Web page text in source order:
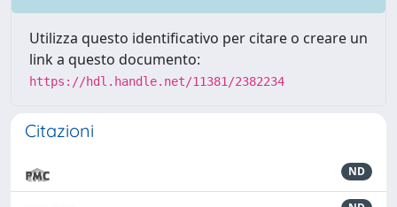
Utilizza questo identificativo per citare o creare un
link a questo documento:
https://hdl.handle.net/11381/2382234
Citazioni
ND